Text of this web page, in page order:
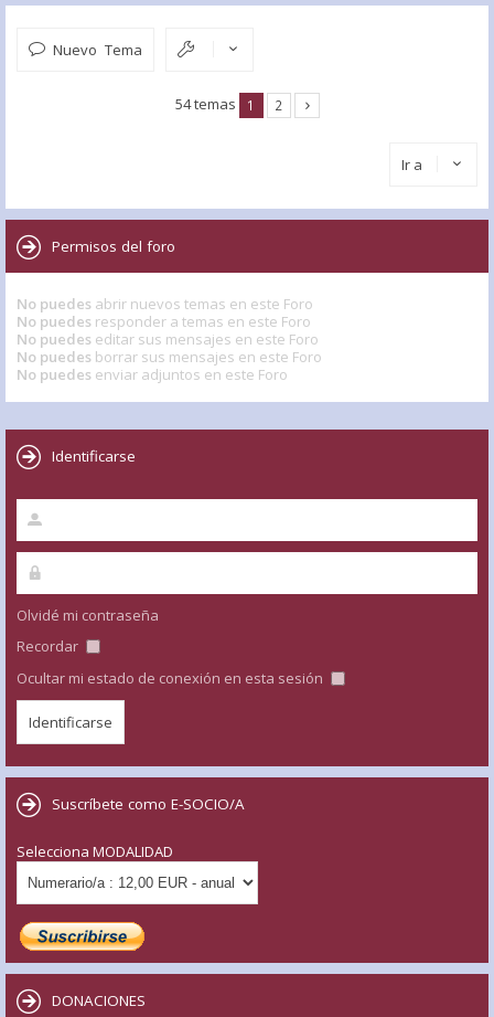
Nuevo Tema
54 temas 1 2
Ir a
Permisos del foro
No puedes abrir nuevos temas en este Foro
No puedes responder a temas en este Foro
No puedes editar sus mensajes en este Foro
No puedes borrar sus mensajes en este Foro
No puedes enviar adjuntos en este Foro
Identificarse
Olvidé mi contraseña
Recordar
Ocultar mi estado de conexión en esta sesión
Suscríbete como E-SOCIO/A
Selecciona MODALIDAD
DONACIONES